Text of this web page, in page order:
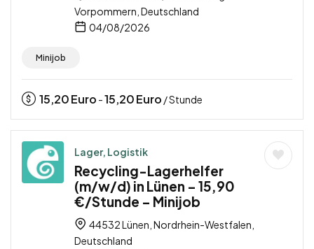
Vorpommern, Deutschland
04/08/2026
Minijob
15,20Euro -15,20Euro / Stunde
Lager, Logistik
Recycling-Lagerhelfer
(m/w/d) in Lünen – 15,90
€/Stunde – Minijob
44532 Lünen, Nordrhein-Westfalen,
Deutschland